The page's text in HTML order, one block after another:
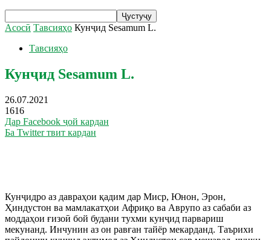
Асосӣ Тавсияҳо Кунҷид Sesamum L.
Тавсияҳо
Кунҷид Sesamum L.
26.07.2021
1616
Дар Facebook ҷой кардан
Ба Twitter твит кардан
Кунҷидро аз давраҳои қадим дар Миср, Юнон, Эрон,
Ҳиндустон ва мамлакатҳои Африқо ва Аврупо аз сабаби аз
моддаҳои ғизоӣ бой будани тухми кунҷид парвариш
мекунанд. Инчунин аз он равған тайёр мекарданд. Таърихи